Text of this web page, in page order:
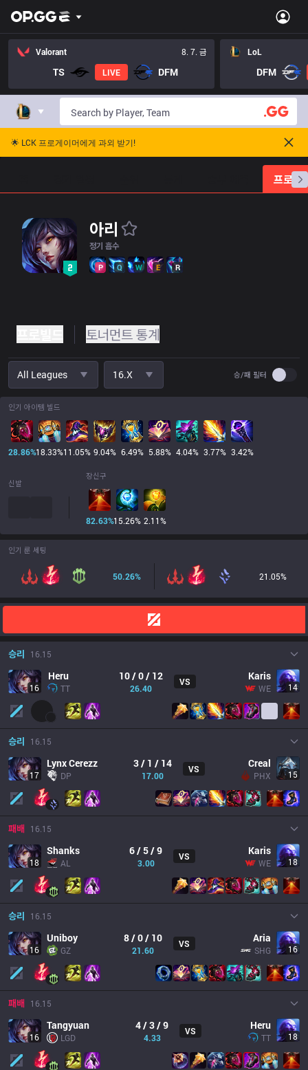
Valorant 8. 7. 금
TS LIVE DFM
LoL
DFM
🌟 LCK 프로게이머에게 과외 받기!
프로빌
아리
정기 흡수
P Q W E R
토너먼트 통계
All Leagues 16.x 승/패 필터 Use
인기 아이템 빌드
28.86%18.33%11.05% 9.04% 6.49% 5.88% 4.04% 3.77% 3.42%
신발
장신구
82.63%15.26% 2.11%
인기 룬 세팅
50.26% 21.05%
승리 16.15
16
Heru
TT
10 / 0 / 12
26.40
VS Karis
WE 14
승리 16.15
17
Lynx Cerezz
DP
3 / 1 / 14
17.00
VS Creal
PHX 15
패배 16.15
18
Shanks
AL
6 / 5 / 9
3.00
VS Karis
WE 18
승리 16.15
16
Uniboy
GZ
8 / 0 / 10
21.60
VS Aria
SHG 16
패배 16.15
16
Tangyuan
LGD
4 / 3 / 9
4.33
VS Heru
TT 18